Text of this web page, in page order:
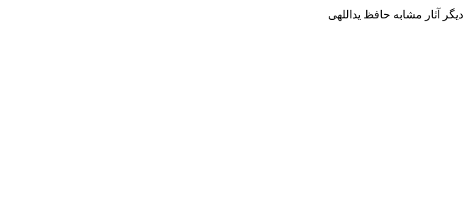
دیگر آثار مشابه حافظ یداللهی